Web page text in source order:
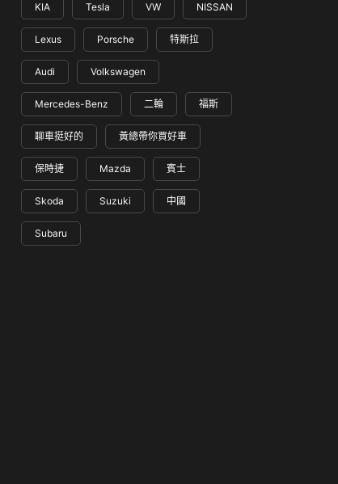
KIA Tesla VW NISSAN
Lexus Porsche 特斯拉
Audi Volkswagen
Mercedes-Benz 二輪 福斯
聊車挺好的 黃總帶你買好車
保時捷 Mazda 賓士
Skoda Suzuki 中國
Subaru